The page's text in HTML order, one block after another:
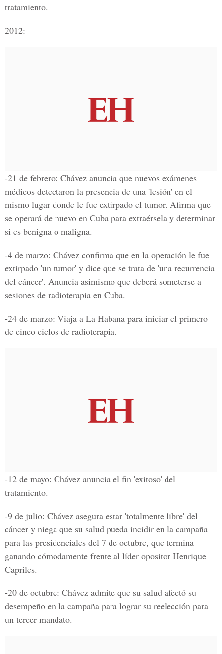
tratamiento.
2012:
-21 de febrero: Chávez anuncia que nuevos exámenes
médicos detectaron la presencia de una 'lesión' en el
mismo lugar donde le fue extirpado el tumor. Afirma que
se operará de nuevo en Cuba para extraérsela y determinar
si es benigna o maligna.
-4 de marzo: Chávez confirma que en la operación le fue
extirpado 'un tumor' y dice que se trata de 'una recurrencia
del cáncer'. Anuncia asimismo que deberá someterse a
sesiones de radioterapia en Cuba.
-24 de marzo: Viaja a La Habana para iniciar el primero
de cinco ciclos de radioterapia.
-12 de mayo: Chávez anuncia el fin 'exitoso' del
tratamiento.
-9 de julio: Chávez asegura estar 'totalmente libre' del
cáncer y niega que su salud pueda incidir en la campaña
para las presidenciales del 7 de octubre, que termina
ganando cómodamente frente al líder opositor Henrique
Capriles.
-20 de octubre: Chávez admite que su salud afectó su
desempeño en la campaña para lograr su reelección para
un tercer mandato.